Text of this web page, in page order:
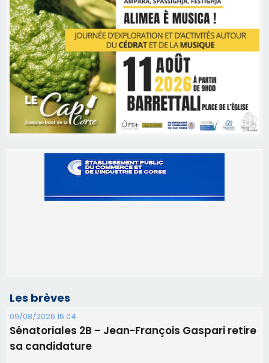
Les brèves
09/08/2026 16:04
Sénatoriales 2B – Jean-François Gaspari retire
sa candidature